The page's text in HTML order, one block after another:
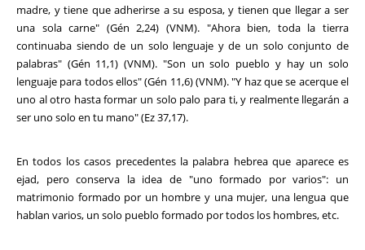
madre, y tiene que adherirse a su esposa, y tienen que llegar a ser
una sola carne" (Gén 2,24) (VNM). "Ahora bien, toda la tierra
continuaba siendo de un solo lenguaje y de un solo conjunto de
palabras" (Gén 11,1) (VNM). "Son un solo pueblo y hay un solo
lenguaje para todos ellos" (Gén 11,6) (VNM). "Y haz que se acerque el
uno al otro hasta formar un solo palo para ti, y realmente llegarán a
ser uno solo en tu mano" (Ez 37,17).
En todos los casos precedentes la palabra hebrea que aparece es
ejad, pero conserva la idea de "uno formado por varios": un
matrimonio formado por un hombre y una mujer, una lengua que
hablan varios, un solo pueblo formado por todos los hombres, etc.